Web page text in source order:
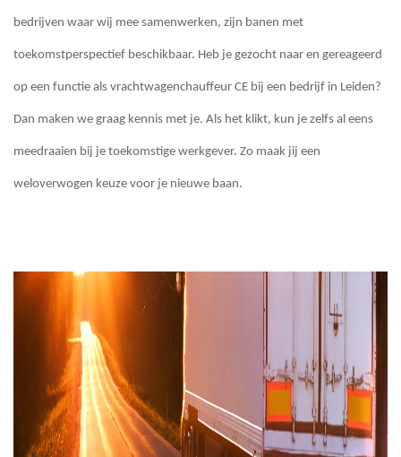
bedrijven waar wij mee samenwerken, zijn banen met
toekomstperspectief beschikbaar. Heb je gezocht naar en gereageerd
op een functie als vrachtwagenchauffeur CE bij een bedrijf in Leiden?
Dan maken we graag kennis met je. Als het klikt, kun je zelfs al eens
meedraaien bij je toekomstige werkgever. Zo maak jij een
weloverwogen keuze voor je nieuwe baan.